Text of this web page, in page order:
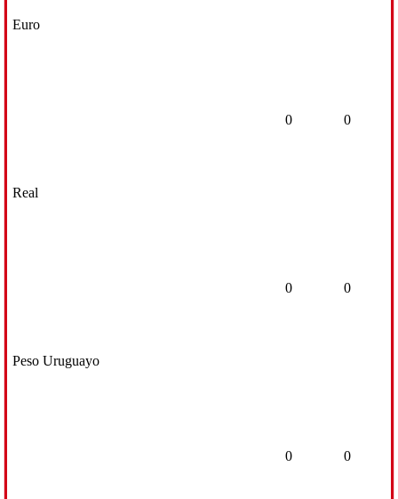
Euro
Real
0 0
Peso Uruguayo
0 0
0 0